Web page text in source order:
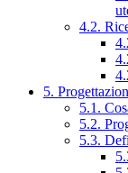
4.2.
5.
5.1.
5.2.
5.3.